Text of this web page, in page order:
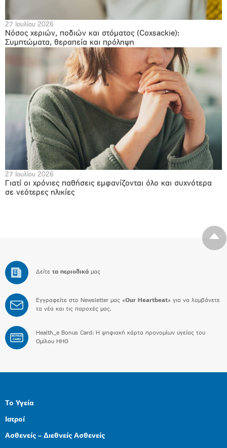
27 Ιουλίου 2026
Νόσος χεριών, ποδιών και στόματος (Coxsackie):
Συμπτώματα, θεραπεία και πρόληψη
27 Ιουλίου 2026
Γιατί οι χρόνιες παθήσεις εμφανίζονται όλο και συχνότερα
σε νεότερες ηλικίες
Δείτε τα περιοδικά μας
Εγγραφείτε στο Newsletter μας «Our Heartbeat» για να λαμβάνετε
τα νέα και τις παροχές μας.
BONUS
CARD
Health_e Bonus Card: H ψηφιακή κάρτα προνομίων υγείας του
Ομίλου HHG
Το Υγεία
Ιατροί
Ασθενείς – Διεθνείς Ασθενείς